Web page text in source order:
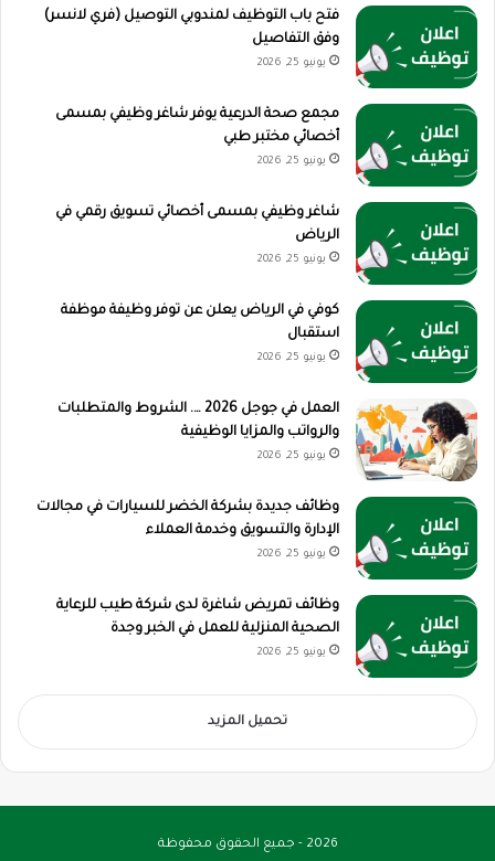
فتح باب التوظيف لمندوبي التوصيل (فري لانسر)
وفق التفاصيل
يونيو 25, 2026
مجمع صحة الدرعية يوفر شاغر وظيفي بمسمى
أخصائي مختبر طبي
يونيو 25, 2026
شاغر وظيفي بمسمى أخصائي تسويق رقمي في
الرياض
يونيو 25, 2026
كوفي في الرياض يعلن عن توفر وظيفة موظفة
استقبال
يونيو 25, 2026
العمل في جوجل 2026 …. الشروط والمتطلبات
والرواتب والمزايا الوظيفية
يونيو 25, 2026
وظائف جديدة بشركة الخضر للسيارات في مجالات
الإدارة والتسويق وخدمة العملاء
يونيو 25, 2026
وظائف تمريض شاغرة لدى شركة طيب للرعاية
الصحية المنزلية للعمل في الخبر وجدة
يونيو 25, 2026
تحميل المزيد
2026 - جميع الحقوق محفوظة